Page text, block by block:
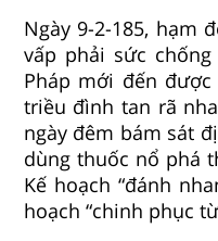
Ngày 9-2-185, hạm
vấp phải sức
Pháp mới đến
triều đình tan rã
ngày đêm bám sát
dùng thuốc nổ phá
Kế hoạch “đánh
hoạch “chinh phục